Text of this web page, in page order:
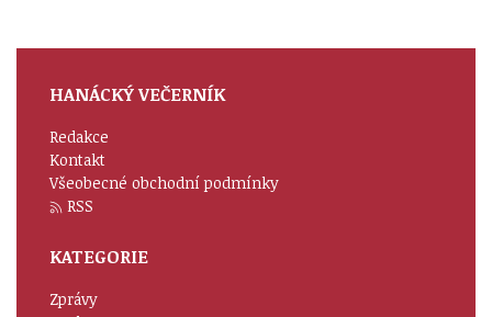
HANÁCKÝ VEČERNÍK
Redakce
Kontakt
Všeobecné obchodní podmínky
RSS
KATEGORIE
Zprávy